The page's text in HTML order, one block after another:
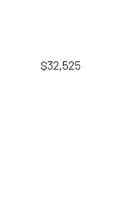
$32,525